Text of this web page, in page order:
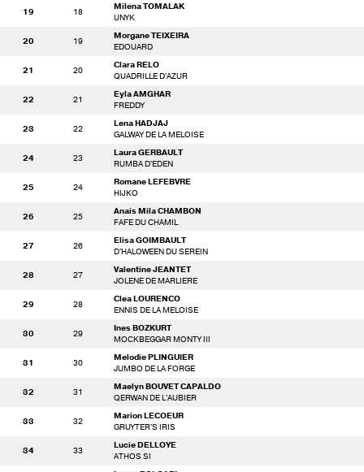
19 18
Milena TOMALAK
UNYK
20 19
Morgane TEIXEIRA
EDOUARD
21 20
Clara RELO
QUADRILLE D'AZUR
22 21
Eyla AMGHAR
FREDDY
23 22
Lena HADJAJ
GALWAY DE LA MELOISE
24 23
Laura GERBAULT
RUMBA D'EDEN
25 24
Romane LEFEBVRE
HIJKO
26 25
Anais Mila CHAMBON
FAFE DU CHAMIL
27 26
Elisa GOIMBAULT
D'HALOWEEN DU SEREIN
28 27
Valentine JEANTET
JOLENE DE MARLIERE
29 28
Clea LOURENCO
ENNIS DE LA MELOISE
30 29
Ines BOZKURT
MOCKBEGGAR MONTY III
31 30
Melodie PLINGUIER
JUMBO DE LA FORGE
32 31
Maelyn BOUVET CAPALDO
QERWAN DE L'AUBIER
33 32
Marion LECOEUR
GRUYTER'S IRIS
34 33
Lucie DELLOYE
ATHOS SI